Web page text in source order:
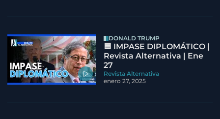
DONALD TRUMP
🟦 IMPASE DIPLOMÁTICO |
Revista Alternativa | Ene
27
Revista Alternativa
enero 27, 2025